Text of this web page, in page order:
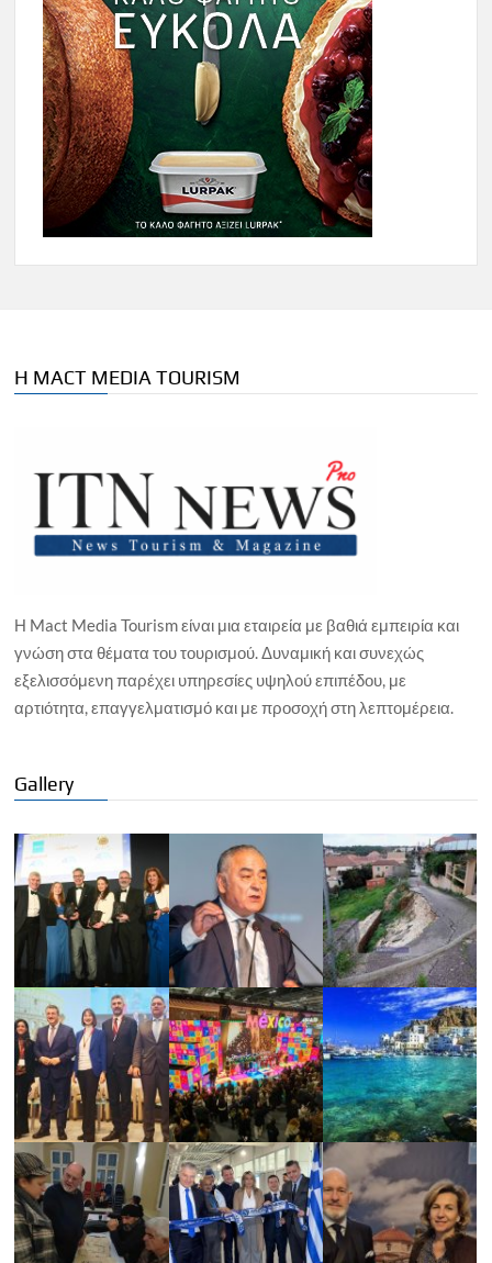
Η MACT MEDIA TOURISM
Η Mact Media Tourism είναι μια εταιρεία με βαθιά εμπειρία και
γνώση στα θέματα του τουρισμού. Δυναμική και συνεχώς
εξελισσόμενη παρέχει υπηρεσίες υψηλού επιπέδου, με
αρτιότητα, επαγγελματισμό και με προσοχή στη λεπτομέρεια.
Gallery